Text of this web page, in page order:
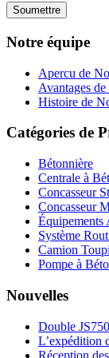
Notre équipe
Apercu de
Avantages
Histoire de
Catégories de
Bétonnière
Centrale à
Concasseur
Concasseur
Équipements
Système
Camion
Pompe à
Nouvelles
Double
L’expédition
Réception